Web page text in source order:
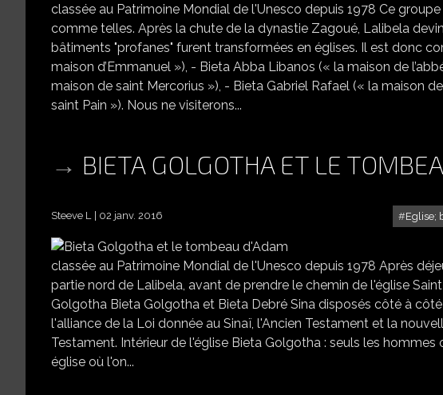
classée au Patrimoine Mondial de l'Unesco depuis 1978 Ce
comme telles. Après la chute de la dynastie Zagoué, Lalibela
bâtiments "profanes" furent transformées en églises. Il est donc
maison d’Emmanuel »), - Bieta Abba Libanos (« la maison de
maison de saint Mercorius »), - Bieta Gabriel Rafael (« la maison
saint Pain »). Nous ne visiterons...
BIETA GOLGOTHA ET LE
Eglise;
Steeve L 02 janv. 2016
classée au Patrimoine Mondial de l'Unesco depuis 1978 Après
partie nord de Lalibela, avant de prendre le chemin de l'église
Golgotha Bieta Golgotha et Bieta Debré Sina disposés côté à
l'alliance de la Loi donnée au Sinaï, l'Ancien Testament et la
Testament. Intérieur de l'église Bieta Golgotha : seuls les
église où l'on...